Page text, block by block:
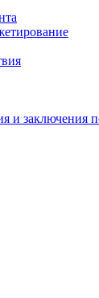
и заключения